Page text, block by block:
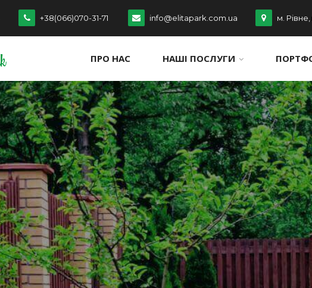
+38(066)070-31-71 info@elitapark.com.ua м.
ПРО НАС НАШІ ПОСЛУГИ